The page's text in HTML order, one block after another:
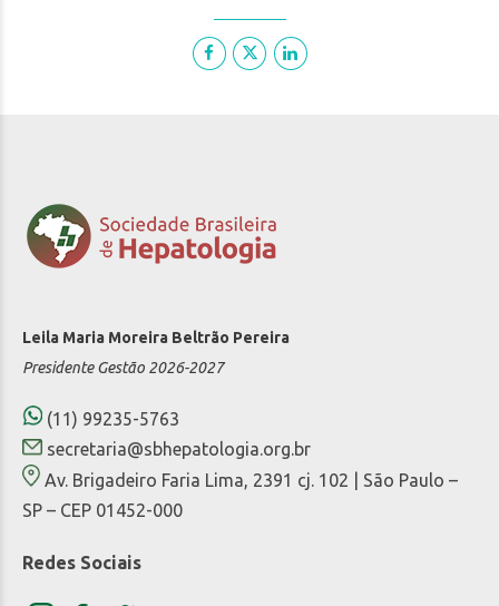
Leila Maria Moreira Beltrão Pereira
Presidente Gestão 2026-2027
(11) 99235-5763
secretaria@sbhepatologia.org.br
Av. Brigadeiro Faria Lima, 2391 cj. 102 | São Paulo –
SP – CEP 01452-000
Redes Sociais